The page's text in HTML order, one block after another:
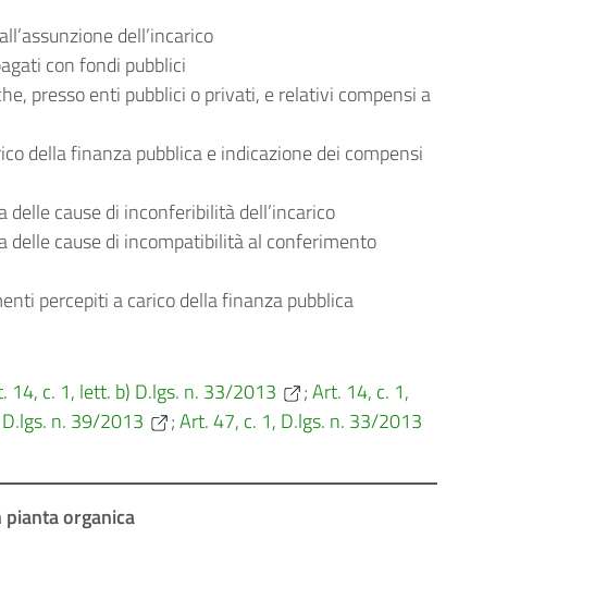
dell’incarico
con fondi pubblici
presso enti pubblici o privati, e relativi compensi a
della finanza pubblica e indicazione dei compensi
cause di inconferibilità dell’incarico
delle cause di incompatibilità al conferimento
percepiti a carico della finanza pubblica
14, c. 1, lett. b) D.lgs. n. 33/2013 ;Art. 14, c. 1,
n. 39/2013 ;Art. 47, c. 1, D.lgs. n. 33/2013
organica